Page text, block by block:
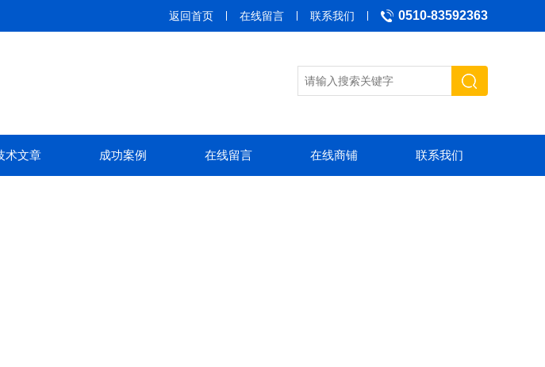
0510-83592363
返回首页 在线留言 联系我们
术文章 成功案例 在线留言 在线商铺 联系我们